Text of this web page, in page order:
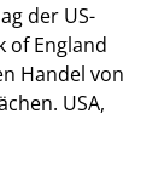
der US-
of England
Handel von
USA,